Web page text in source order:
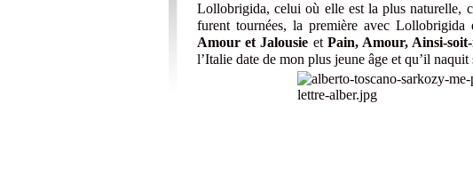
Lollobrigida, celui où elle est la plus naturelle,
furent tournées, la première avec
Amour et Jalousie et Pain, Amour, Ainsi-
l’Italie date de mon plus jeune âge et qu’il naquit